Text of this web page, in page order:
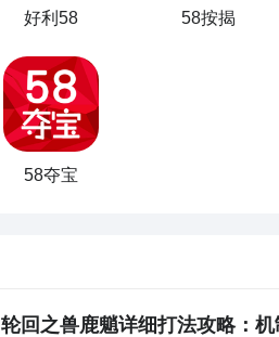
好利58 58按揭
58夺宝
轮回之兽鹿魈详细打法攻略：